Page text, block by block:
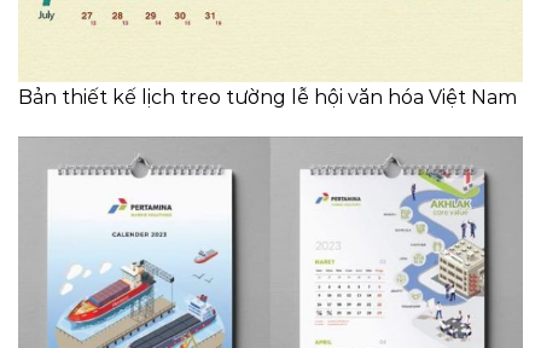
Bản thiết kế lịch treo tường lễ hội văn hóa Việt Nam